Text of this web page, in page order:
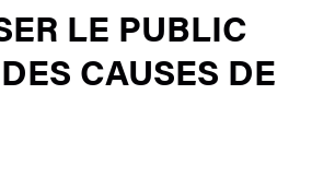
LE PUBLIC
CAUSES DE